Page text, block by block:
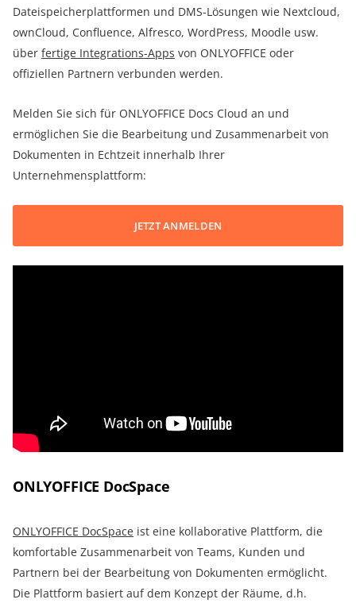
Dateispeicherplattformen und DMS-Lösungen wie Nextcloud,
ownCloud, Confluence, Alfresco, WordPress, Moodle usw.
über fertige Integrations-Apps von ONLYOFFICE oder
offiziellen Partnern verbunden werden.
Melden Sie sich für ONLYOFFICE Docs Cloud an und
ermöglichen Sie die Bearbeitung und Zusammenarbeit von
Dokumenten in Echtzeit innerhalb Ihrer
Unternehmensplattform:
JETZT ANMELDEN
ONLYOFFICE DocSpace
ONLYOFFICE DocSpace ist eine kollaborative Plattform, die
komfortable Zusammenarbeit von Teams, Kunden und
Partnern bei der Bearbeitung von Dokumenten ermöglicht.
Die Plattform basiert auf dem Konzept der Räume, d.h.